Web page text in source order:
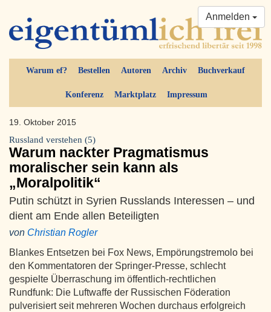
Warum ef? Bestellen Autoren Archiv Buchverkauf
Konferenz Marktplatz Impressum
Anmelden
19. Oktober 2015
Russland verstehen (5)
Warum nackter Pragmatismus
moralischer sein kann als
„Moralpolitik“
Putin schützt in Syrien Russlands Interessen – und
dient am Ende allen Beteiligten
von Christian Rogler
Blankes Entsetzen bei Fox News, Empörungstremolo bei
den Kommentatoren der Springer-Presse, schlecht
gespielte Überraschung im öffentlich-rechtlichen
Rundfunk: Die Luftwaffe der Russischen Föderation
pulverisiert seit mehreren Wochen durchaus erfolgreich